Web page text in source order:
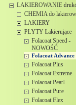
LAKIEROWANIE
CHEMIA do
LAKIERY
PŁYTY Lakierujące
Folacoat Speed -
NOWOŚĆ
Folacoat Advance
Folacoat Plus
Folacoat Extreme
Folacoat Pearl
Folacoat Pure
Folacoat Flex